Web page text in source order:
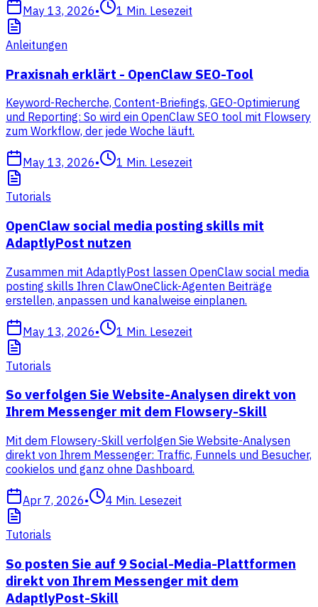
May 13, 2026• 1 Min. Lesezeit
Anleitungen
Praxisnah erklärt - OpenClaw SEO-Tool
Keyword-Recherche, Content-Briefings, GEO-Optimierung
und Reporting: So wird ein OpenClaw SEO tool mit Flowsery
zum Workflow, der jede Woche läuft.
May 13, 2026• 1 Min. Lesezeit
Tutorials
OpenClaw social media posting skills mit
AdaptlyPost nutzen
Zusammen mit AdaptlyPost lassen OpenClaw social media
posting skills Ihren ClawOneClick-Agenten Beiträge
erstellen, anpassen und kanalweise einplanen.
May 13, 2026• 1 Min. Lesezeit
Tutorials
So verfolgen Sie Website-Analysen direkt von
Ihrem Messenger mit dem Flowsery-Skill
Mit dem Flowsery-Skill verfolgen Sie Website-Analysen
direkt von Ihrem Messenger: Traffic, Funnels und Besucher,
cookielos und ganz ohne Dashboard.
Apr 7, 2026• 4 Min. Lesezeit
Tutorials
So posten Sie auf 9 Social-Media-Plattformen
direkt von Ihrem Messenger mit dem
AdaptlyPost-Skill